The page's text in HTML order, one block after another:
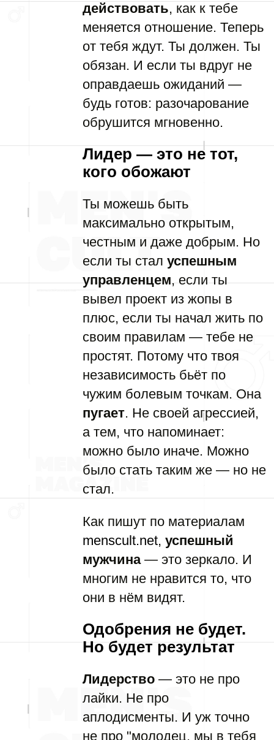
действовать, как к тебе
меняется отношение. Теперь
от тебя ждут. Ты должен. Ты
обязан. И если ты вдруг не
оправдаешь ожиданий —
будь готов: разочарование
обрушится мгновенно.
Лидер — это не тот,
кого обожают
Ты можешь быть
максимально открытым,
честным и даже добрым. Но
если ты стал успешным
управленцем, если ты
вывел проект из жопы в
плюс, если ты начал жить по
своим правилам — тебе не
простят. Потому что твоя
независимость бьёт по
чужим болевым точкам. Она
пугает. Не своей агрессией,
а тем, что напоминает:
можно было иначе. Можно
было стать таким же — но не
стал.
Как пишут по материалам
menscult.net, успешный
мужчина— это зеркало. И
многим не нравится то, что
они в нём видят.
Одобрения не будет.
Но будет результат
Лидерство — это не про
лайки. Не про
аплодисменты. И уж точно
не про "молодец, мы в тебя